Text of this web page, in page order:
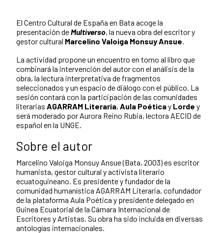
El Centro Cultural de España en Bata acoge la
presentación deMultiverso, la nueva obra del escritor y
gestor cultural Marcelino Valoiga Monsuy Ansue.
La actividad propone un encuentro en torno al libro que
combinará la intervención del autor con el análisis de la
obra, la lectura interpretativa de fragmentos
seleccionados y un espacio de diálogo con el público. La
sesión contará con la participación de las comunidades
literarias AGARRAM Literaria, Aula Poéticay Lorde y
será moderado por Aurora Reino Rubia, lectora AECID de
español en la UNGE.
Sobre el autor
Marcelino Valoiga Monsuy Ansue (Bata, 2003) es escritor
humanista, gestor cultural y activista literario
ecuatoguineano. Es presidente y fundador de la
comunidad humanística AGARRAM Literaria, cofundador
de la plataforma Aula Poética y presidente delegado en
Guinea Ecuatorial de la Cámara Internacional de
Escritores y Artistas. Su obra ha sido incluida en diversas
antologías internacionales.